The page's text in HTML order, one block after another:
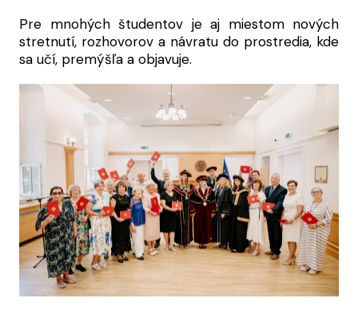
Pre mnohých študentov je aj miestom nových
stretnutí, rozhovorov a návratu do prostredia, kde
sa učí, premýšľa a objavuje.